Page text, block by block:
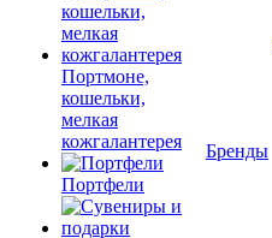
Портмоне,
кошельки,
мелкая
кожгалантерея
Портфели
Бренды